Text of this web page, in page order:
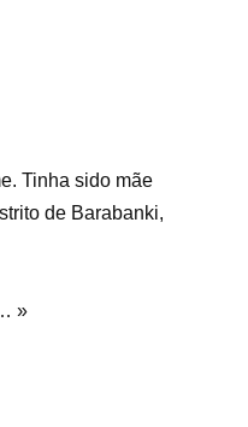
Tinha sido mãe
de Barabanki,
»